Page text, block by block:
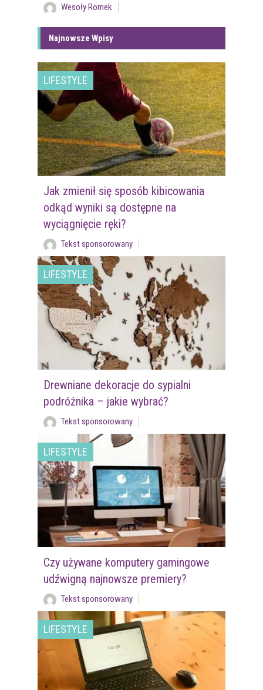
Wesoły Romek
Najnowsze Wpisy
LIFESTYLE
Jak zmienił się sposób kibicowania
odkąd wyniki są dostępne na
wyciągnięcie ręki?
Tekst sponsorowany
LIFESTYLE
Drewniane dekoracje do sypialni
podróżnika – jakie wybrać?
Tekst sponsorowany
LIFESTYLE
Czy używane komputery gamingowe
udźwigną najnowsze premiery?
Tekst sponsorowany
LIFESTYLE